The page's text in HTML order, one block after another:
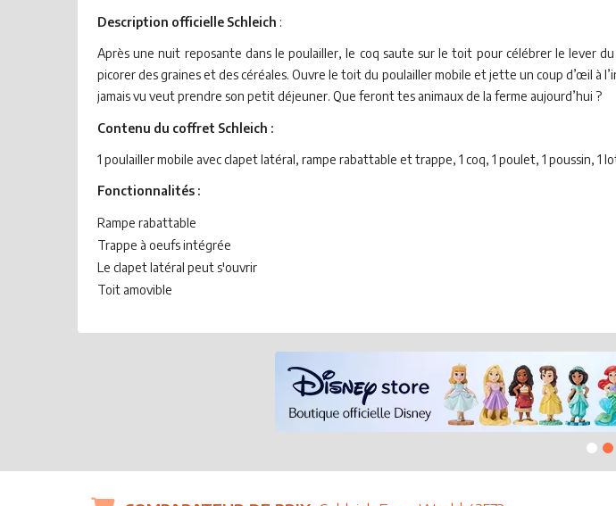
Description officielle Schleich :
Après une nuit reposante dans le poulailler, le coq saute sur le toit pour célébrer le lever
picorer des graines et des céréales. Ouvre le toit du poulailler mobile et jette un coup d’œil à
jamais vu veut prendre son petit déjeuner. Que feront tes animaux de la ferme aujourd’hui ?
Contenu du coffret Schleich :
1 poulailler mobile avec clapet latéral, rampe rabattable et trappe, 1 coq, 1 poulet, 1 poussin, 1
Fonctionnalités :
Rampe rabattable
Trappe à oeufs intégrée
Le clapet latéral peut s'ouvrir
Toit amovible